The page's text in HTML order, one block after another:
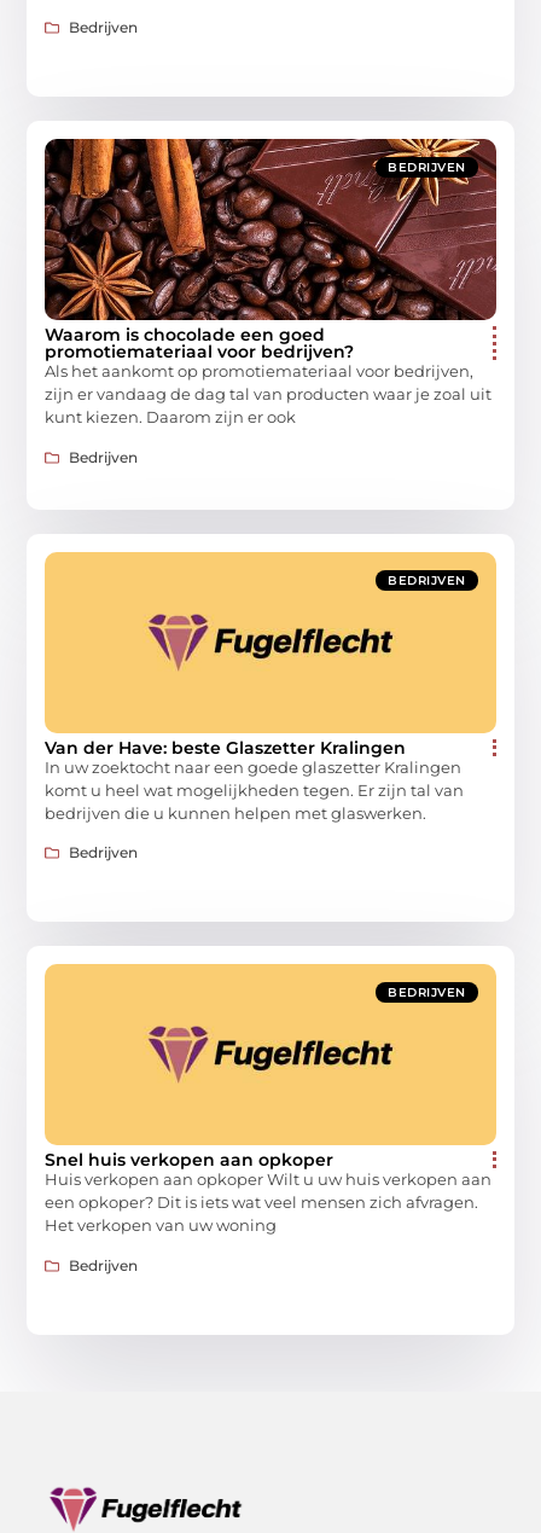
Bedrijven
BEDRIJVEN
Waarom is chocolade een goed
promotiemateriaal voor bedrijven?
Als het aankomt op promotiemateriaal voor bedrijven,
zijn er vandaag de dag tal van producten waar je zoal uit
kunt kiezen. Daarom zijn er ook
Bedrijven
BEDRIJVEN
Van der Have: beste Glaszetter Kralingen
In uw zoektocht naar een goede glaszetter Kralingen
komt u heel wat mogelijkheden tegen. Er zijn tal van
bedrijven die u kunnen helpen met glaswerken.
Bedrijven
BEDRIJVEN
Snel huis verkopen aan opkoper
Huis verkopen aan opkoper Wilt u uw huis verkopen aan
een opkoper? Dit is iets wat veel mensen zich afvragen.
Het verkopen van uw woning
Bedrijven